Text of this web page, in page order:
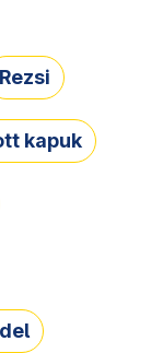
Rezsi
kapuk